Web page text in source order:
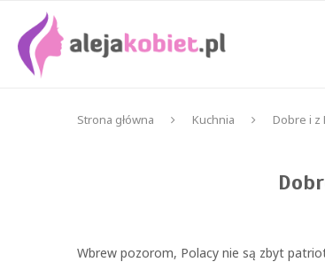
Strona główna Kuchnia
Dobre i z
Wbrew pozorom, Polacy nie są zbyt